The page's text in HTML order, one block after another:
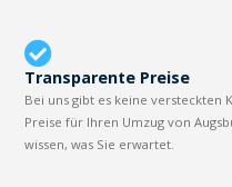
Transparente Preise
Bei uns gibt es keine versteckten
Preise für Ihren Umzug von
wissen, was Sie erwartet.